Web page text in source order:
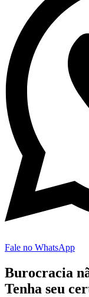
Fale no WhatsApp
Burocracia
Tenha seu